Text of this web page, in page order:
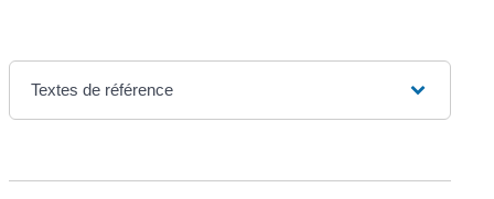
Textes de référence